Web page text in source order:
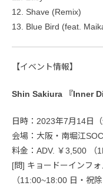
12. Shave (Remix)
13. Blue Bird (feat.
【イベント情報】
Shin Sakiura 『Inner
日時：2023年7月14日
会場：大阪・南堀江
料金：ADV. ￥3,500 （
[問] キョードーインフ
（11:00~18:00 日・祝除